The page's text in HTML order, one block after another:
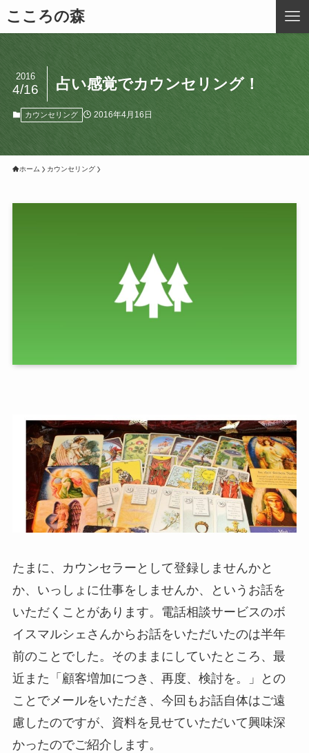
こころの森
占い感覚でカウンセリング！
2016
4/16
カウンセリング 2016年4月16日
ホーム カウンセリング
たまに、カウンセラーとして登録しませんかと
か、いっしょに仕事をしませんか、というお話を
いただくことがあります。電話相談サービスのボ
イスマルシェさんからお話をいただいたのは半年
前のことでした。そのままにしていたところ、最
近また「顧客増加につき、再度、検討を。」との
ことでメールをいただき、今回もお話自体はご遠
慮したのですが、資料を見せていただいて興味深
かったのでご紹介します。